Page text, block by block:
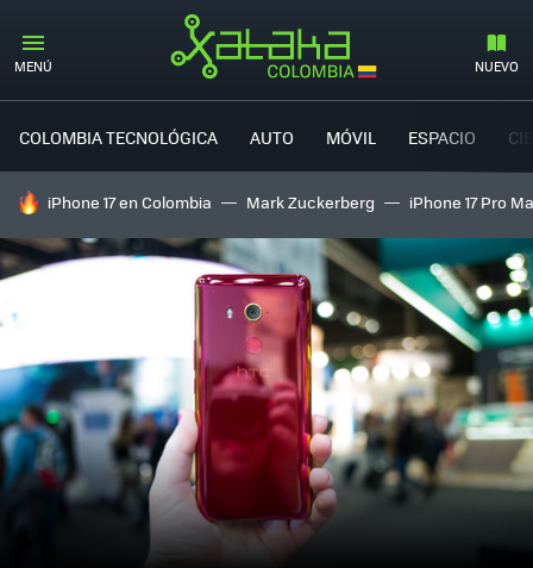
MENÚ NUEVO
COLOMBIA TECNOLÓGICA AUTO MÓVIL ESPACIO
HOY SE HABLA DE
iPhone 17 en Colombia Mark Zuckerberg iPhone 17 Pro